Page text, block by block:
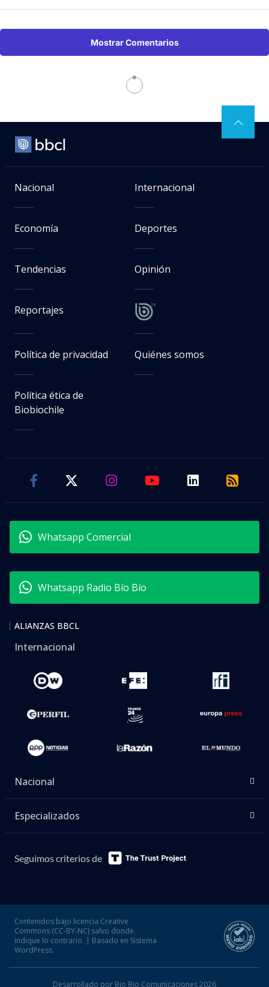
Mostrar Comentarios
Nacional Internacional
Economía Deportes
Tendencias Opinión
Reportajes
Política de privacidad Quiénes somos
Política ética de
Biobiochile
Whatsapp Comercial
Whatsapp Radio Bío Bío
ALIANZAS BBCL
Internacional
Nacional
Especializados
Seguimos criterios de
Contenidos bajo licencia Creative
Commons (CC-BY-NC) salvo donde
indique lo contrario. | Basado en Sistema
WordPress.